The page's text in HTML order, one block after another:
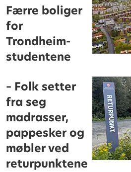
Færre boliger
for
Trondheim-
studentene
– Folk setter
fra seg
madrasser,
pappesker og
møbler ved
returpunktene